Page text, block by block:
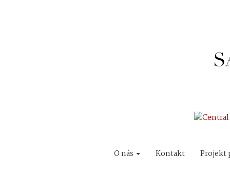
O nás Kontakt Projekt